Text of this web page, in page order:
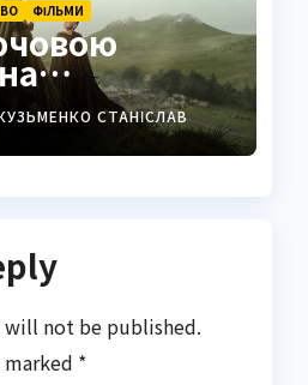
ФІЛЬМИ
СТАНІСЛАВ
will not be published.
*